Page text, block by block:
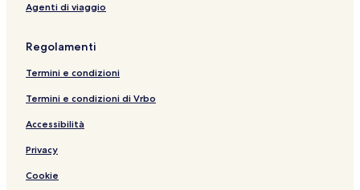
Agenti di viaggio
Regolamenti
Termini e condizioni
Termini e condizioni di Vrbo
Accessibilità
Privacy
Cookie